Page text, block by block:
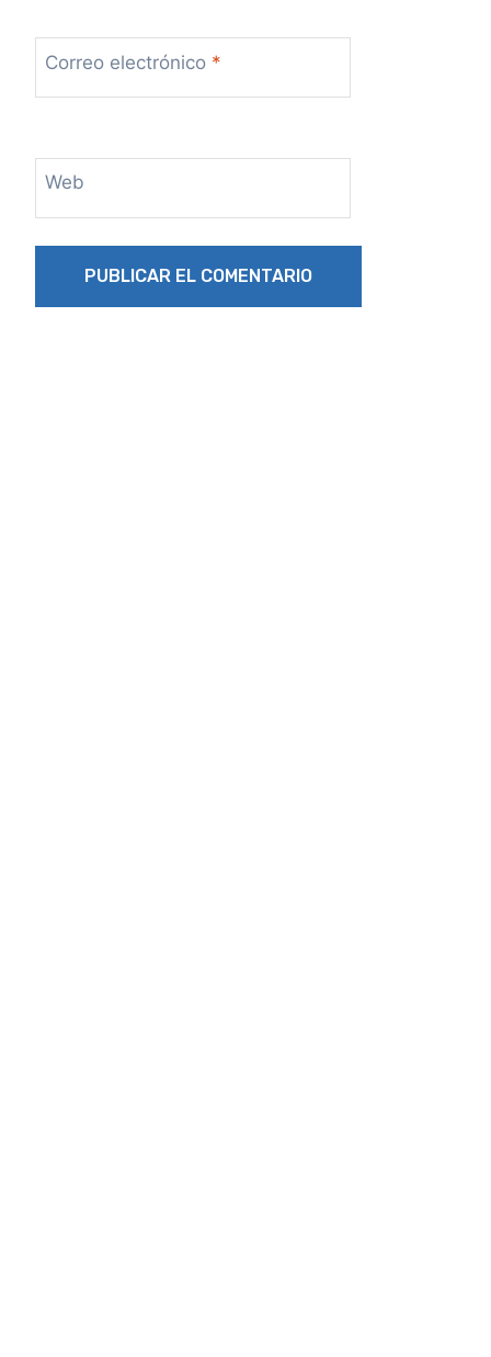
Correo electrónico *
Web